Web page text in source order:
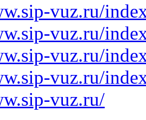
vuz.ru/
vuz.ru/
vuz.ru/
vuz.ru/
vuz.ru/